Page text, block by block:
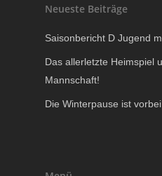
Neueste Beiträge
Saisonbericht D Jugend
Das allerletzte Heimspiel
Mannschaft!
Die Winterpause ist